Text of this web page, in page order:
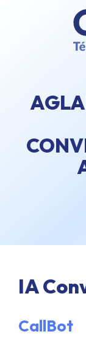
IA
CallBot